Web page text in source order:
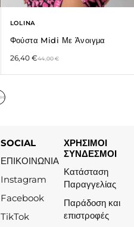
LOLINA
Φούστα Midi Με Άνοιγμα
44,00€
26,40€
SOCIAL
ΕΠΙΚΟΙΝΩΝΙΑ
Instagram
Facebook
TikTok
ΧΡΗΣΙΜΟΙ
ΣΥΝΔΕΣΜΟΙ
Κατάσταση
Παραγγελίας
Παράδοση και
επιστροφές